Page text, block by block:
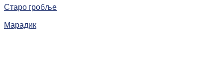
Старо гробље
Марадик